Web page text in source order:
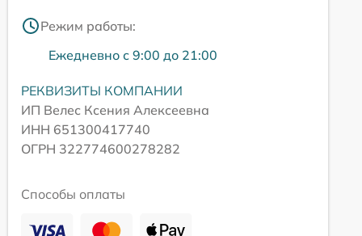
Режим работы:
Ежедневно с 9:00 до 21:00
РЕКВИЗИТЫ КОМПАНИИ
ИП Велес Ксения Алексеевна
ИНН 651300417740
ОГРН 322774600278282
Способы оплаты